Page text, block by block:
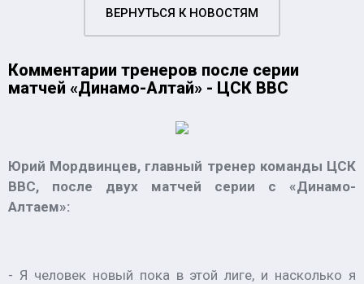
ВЕРНУТЬСЯ К НОВОСТЯМ
Комментарии тренеров после серии
матчей «Динамо-Алтай» - ЦСК ВВС
Юрий Мордвинцев, главный тренер команды ЦСК
ВВС, после двух матчей серии с «Динамо-
Алтаем»:
- Я человек новый пока в этой лиге, и насколько я